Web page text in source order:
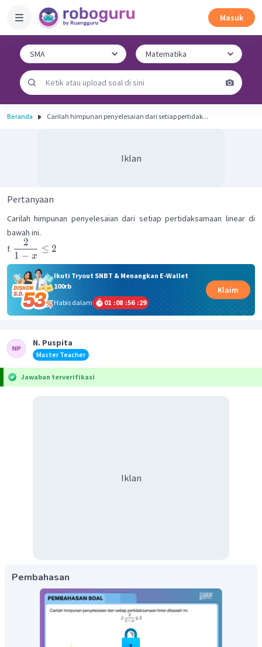
Masuk
Beranda Carilah himpunan penyelesaian dari setiap pertidak...
Iklan
Pertanyaan
Carilah himpunan penyelesaian dari setiap pertidaksamaan linear di
bawah ini.
f.
1 − x
2
≤ 2
Ikuti Tryout SNBT & Menangkan E-Wallet
100rb
Habis dalam
01 :08 :56 :29
Klaim
N. Puspita
Master Teacher
Jawaban terverifikasi
Iklan
Pembahasan